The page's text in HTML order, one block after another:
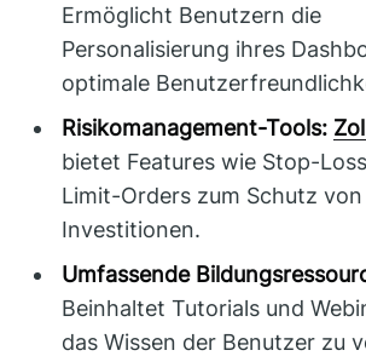
Ermöglicht Benutzern die
Personalisierung ihres
optimale
Risikomanagement-Tools:
bietet Features wie Stop-
Limit-Orders zum Schutz von
Investitionen.
Umfassende
Beinhaltet Tutorials und
das Wissen der Benutzer zu